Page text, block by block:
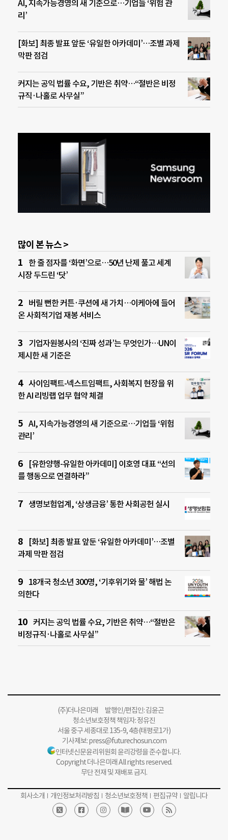
AI, 지속가능경영의 새 기준으로…기업들 ‘위험 관
리’
[화보] 최종 발표 앞둔 ‘유일한 아카데미’…조별 과제
막판 점검
커지는 공익 법률 수요, 기반은 취약…“절반은 비정
규직·나홀로 사무실”
많이 본 뉴스 >
한 줄 점자를 ‘화면’으로…50년 난제 풀고 세계
시장 두드린 ‘닷’
버릴 뻔한 커튼·쿠션에 새 가치…이케아에 들어
온 사회적기업 재봉 서비스
기업자원봉사의 ‘진짜 성과’는 무엇인가…UN이
제시한 새 기준은
사이임팩트-넥스트임팩트, 사회복지 현장을 위
한 AI 리빙랩 업무 협약 체결
AI, 지속가능경영의 새 기준으로…기업들 ‘위험
관리’
[유한양행-유일한 아카데미] 이호영 대표 “선의
를 행동으로 연결하라”
생명보험업계, ‘상생금융’ 통한 사회공헌 실시
[화보] 최종 발표 앞둔 ‘유일한 아카데미’…조별
과제 막판 점검
18개국 청소년 300명, ‘기후위기와 물’ 해법 논
의한다
커지는 공익 법률 수요, 기반은 취약…“절반은
비정규직·나홀로 사무실”
(주)더나은미래 발행인/편집인: 김윤곤
청소년보호정책 책임자: 정유진
서울 중구 세종대로 135-9, 4층(태평로1가)
기사제보:press@futurechosun.com
인터넷신문윤리위원회 윤리강령을 준수합니다.
Copyright 더나은미래 All rights reserved.
무단 전재 및 재배포 금지.
회사소개 개인정보처리방침 청소년보호정책 편집규약 알립니다